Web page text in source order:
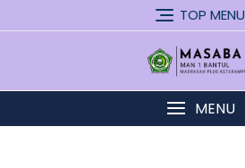
to
TOP MENU
MENU